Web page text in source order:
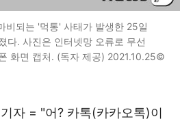
비되는 '먹통' 사태가 발생한 25일
다. 사진은 인터넷망 오류로 무선
화면 캡처. (독자 제공) 2021.10.25©
자 = "어? 카톡(카카오톡)이